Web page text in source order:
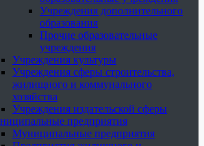
Учреждения дополнительного
образования
Прочие образовательные
учреждения
Учреждения культуры
Учреждения сферы строительства,
жилищного и коммунального
хозяйства
Учреждения издательской сферы
предприятия
Муниципальные предприятия